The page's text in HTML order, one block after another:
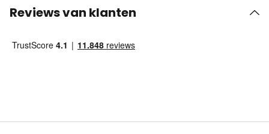
Reviews van klanten